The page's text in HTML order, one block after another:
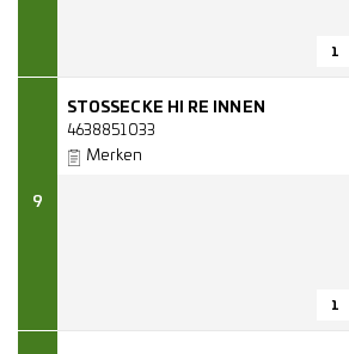
9
STOSSECKE HI RE INNEN
4638851033
Merken